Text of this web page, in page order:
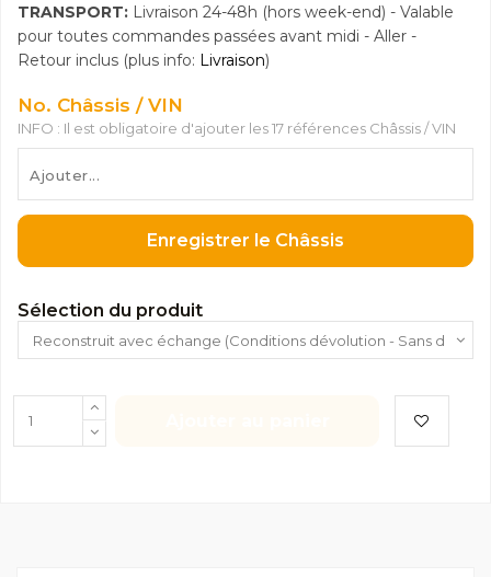
TRANSPORT: Livraison 24-48h (hors week-end) - Valable
pour toutes commandes passées avant midi - Aller -
Retour inclus (plus info: Livraison)
No. Châssis / VIN
INFO : Il est obligatoire d'ajouter les 17 références Châssis / VIN
Enregistrer le Châssis
Sélection du produit